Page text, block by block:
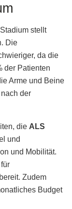
stellt
Die
da die
der Patienten
Arme und Beine
der
die ALS
und
und Mobilität.
Zudem
Budget